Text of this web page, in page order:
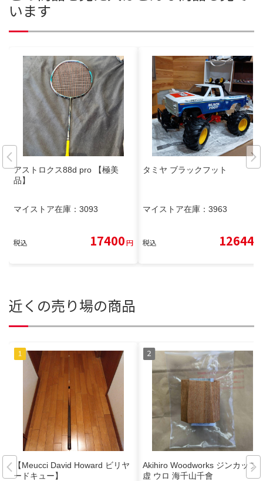
います
アストロクス88d pro 【極美
品】
マイストア在庫： 3093
税込 17400円
タミヤ ブラックフット
マイストア在庫： 3963
税込 12644
近くの売り場の商品
【Meucci David Howard ビリヤ
ードキュー】
Akihiro Woodworks ジンカップ
虚 ウロ 海千山千會